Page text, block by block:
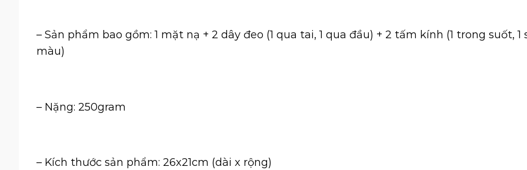
– Sản phẩm bao gồm: 1 mặt nạ + 2 dây đeo (1 qua tai, 1 qua đầu) + 2 tấm kính (1 trong suốt, 1
màu)
– Nặng: 250gram
– Kích thước sản phẩm: 26x21cm (dài x rộng)